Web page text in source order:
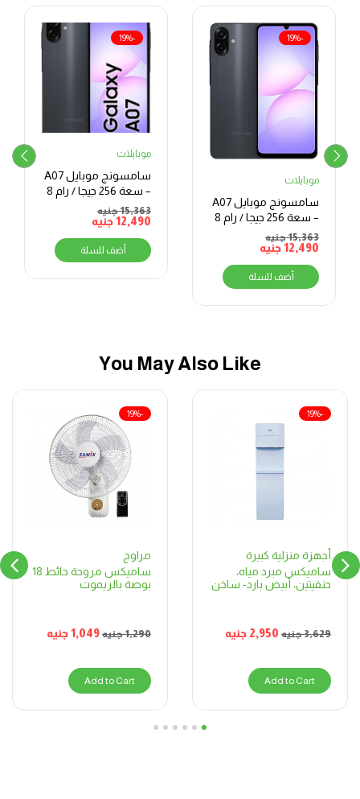
-19%
موبايلات
سامسونج موبايل A07
– سعة 256 جيجا / رام 8
جيجا – شاشة 6.7 بوصة
15,363جنيه
12,490جنيه
أضف للسلة
-19%
موبايلات
سامسونج موبايل A07
– سعة 256 جيجا / رام 8
جيجا – شاشة 6.7 بوصة
15,363جنيه
12,490جنيه
أضف للسلة
You May Also Like
أجهزة منزلية كبيرة
ساميكس مبرد مياه،
حنفيتين، أبيض بارد- ساخن
3,629جنيه 2,950 جنيه
-19%
Add to Cart
مراوح
ساميكس مروحة حائط 18
بوصة بالريموت
1,290جنيه 1,049جنيه
-19%
Add to Cart
1
2